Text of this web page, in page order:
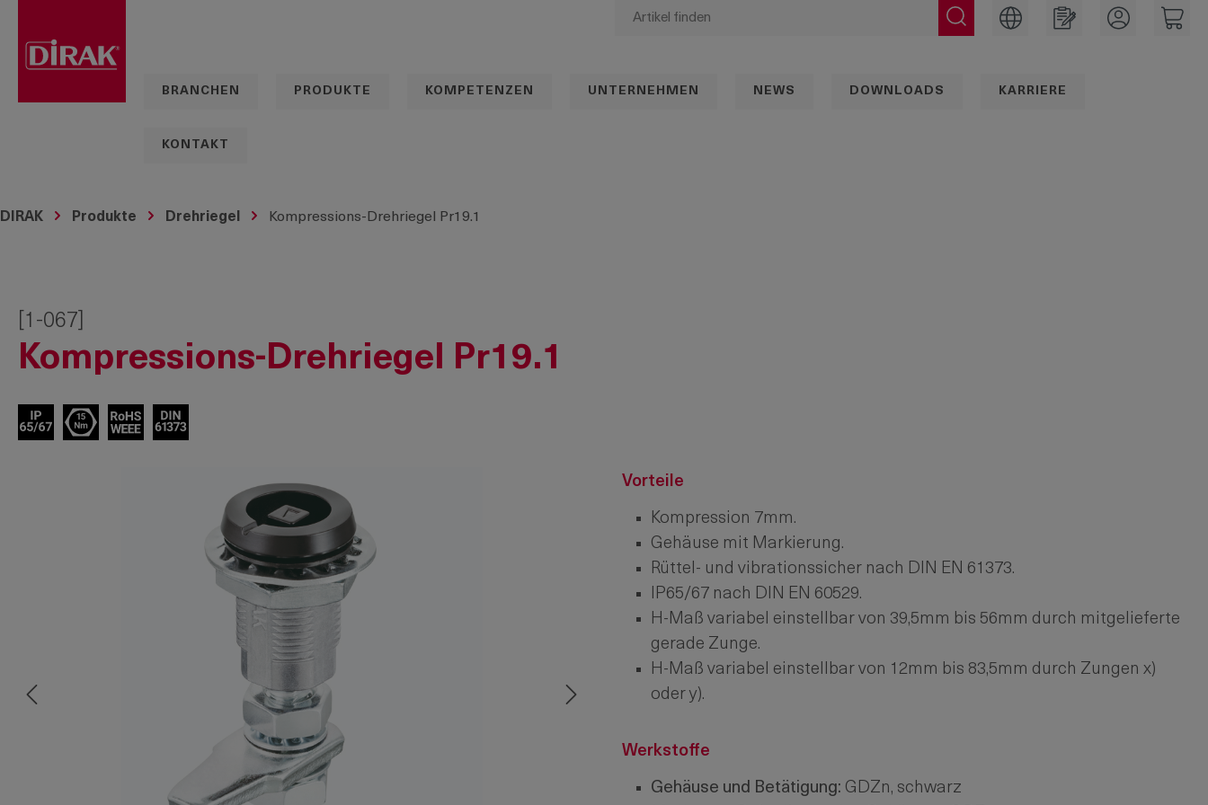
BRANCHEN PRODUKTE KOMPETENZEN UNTERNEHMEN NEWS DOWNLOADS KARRIERE
KONTAKT
DIRAK Produkte Drehriegel Kompressions-Drehriegel Pr19.1
[1-067]
Kompressions-Drehriegel Pr19.1
Vorteile
Kompression 7mm.
Gehäuse mit Markierung.
Rüttel- und vibrationssicher nach DIN EN 61373.
IP65/67 nach DIN EN 60529.
H-Maß variabel einstellbar von 39,5mm bis 56mm durch mitgelieferte
gerade Zunge.
H-Maß variabel einstellbar von 12mm bis 83,5mm durch Zungen x)
oder y).
Werkstoffe
Gehäuse und Betätigung: GDZn, schwarz